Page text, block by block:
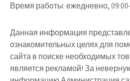
Время работы:ежедневно,
Данная информация
ознакомительных целях для
сайта в поиске необходимых
является рекламой! За